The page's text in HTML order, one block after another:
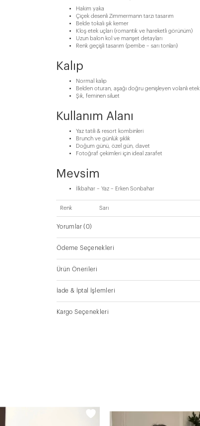
Hakim yaka
Çiçek desenli Zimmermann tarzı tasarım
Belde tokalı şık kemer
Kloş etek uçları (romantik ve hareketli görünüm)
Uzun balon kol ve manşet detayları
Renk geçişli tasarım (pembe – sarı tonları)
Kalıp
Normal kalıp
Belden oturan, aşağı doğru genişleyen volanlı etek
Şık, feminen siluet
Kullanım Alanı
Yaz tatili & resort kombinleri
Brunch ve günlük şıklık
Doğum günü, özel gün, davet
Fotoğraf çekimleri için ideal zarafet
Mevsim
İlkbahar – Yaz – Erken Sonbahar
Renk Sarı
Yorumlar(0)
Ödeme Seçenekleri
Ürün Önerileri
İade & İptal İşlemleri
Kargo Seçenekleri